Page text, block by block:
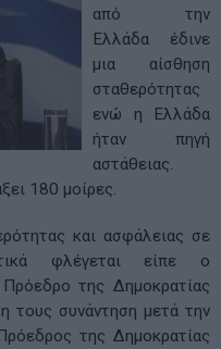
από την
Ελλάδα έδινε
μια αίσθηση
σταθερότητας
ενώ η Ελλάδα
ήταν πηγή
αστάθειας.
180 μοίρες.
και ασφάλειας σε
φλέγεται είπε ο
της Δημοκρατίας
τους συνάντηση μετά την
της Δημοκρατίας